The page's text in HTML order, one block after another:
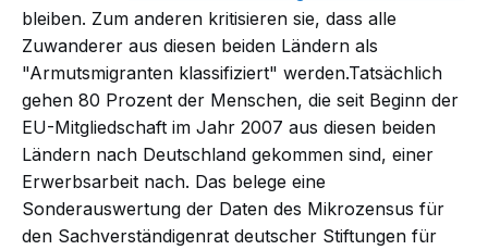
bleiben. Zum anderen kritisieren sie, dass alle
Zuwanderer aus diesen beiden Ländern als
"Armutsmigranten klassifiziert" werden.Tatsächlich
gehen 80 Prozent der Menschen, die seit Beginn der
EU-Mitgliedschaft im Jahr 2007 aus diesen beiden
Ländern nach Deutschland gekommen sind, einer
Erwerbsarbeit nach. Das belege eine
Sonderauswertung der Daten des Mikrozensus für
den Sachverständigenrat deutscher Stiftungen für